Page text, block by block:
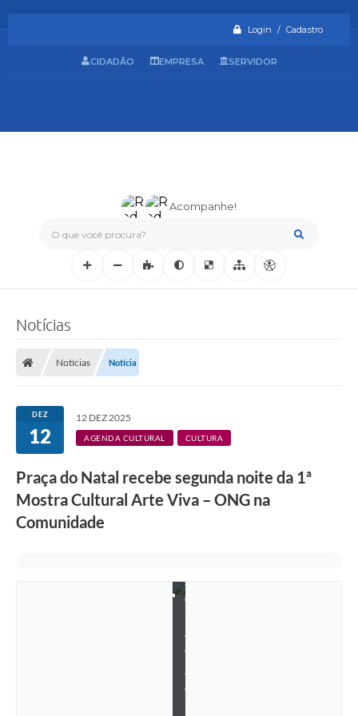
Login / Cadastro
O que você procura?
Acompanhe!
CIDADÃO EMPRESA SERVIDOR
Notícias
Notícias Notícia
DEZ
12
12 DEZ 2025
AGENDA CULTURAL CULTURA
Praça do Natal recebe segunda noite da 1ª
Mostra Cultural Arte Viva – ONG na
Comunidade
t
o
v
e
t
o